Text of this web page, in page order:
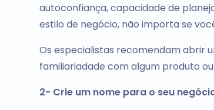
autoconfiança, capacidade de
estilo de negócio, não importa se
Os especialistas recomendam abrir
familiariadade com algum produto
2- Crie um nome para o seu